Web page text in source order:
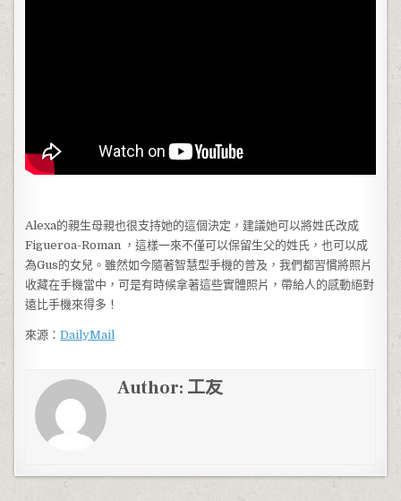
Alexa的親生母親也很支持她的這個決定，建議她可以將姓氏改成
Figueroa-Roman ，這樣一來不僅可以保留生父的姓氏，也可以成
為Gus的女兒。雖然如今隨著智慧型手機的普及，我們都習慣將照片
收藏在手機當中，可是有時候拿著這些實體照片，帶給人的感動絕對
遠比手機來得多！
來源：DailyMail
Author: 工友